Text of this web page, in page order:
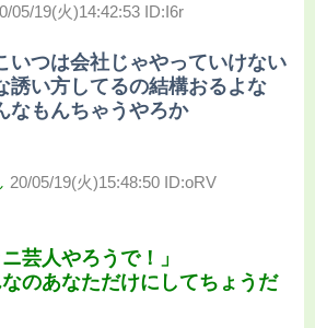
05/19(火)14:42:53 ID:I6r
いつは会社じゃやっていけない
誘い方してるの結構おるよな
なもんちゃうやろか
20/05/19(火)15:48:50 ID:oRV
芸人やろうで！」
のあなただけにしてちょうだ